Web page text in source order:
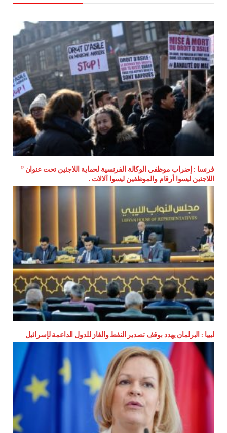
فرنسا : إضراب موظفي الوكالة الفرنسية لحماية اللاجئين تحت عنوان ”
اللاجئين ليسوا أرقام والموظفين ليسوا آلالات .
ليبيا : البرلمان يهدد بوقف تصدير النفط والغاز للدول الداعمة لإسرائيل